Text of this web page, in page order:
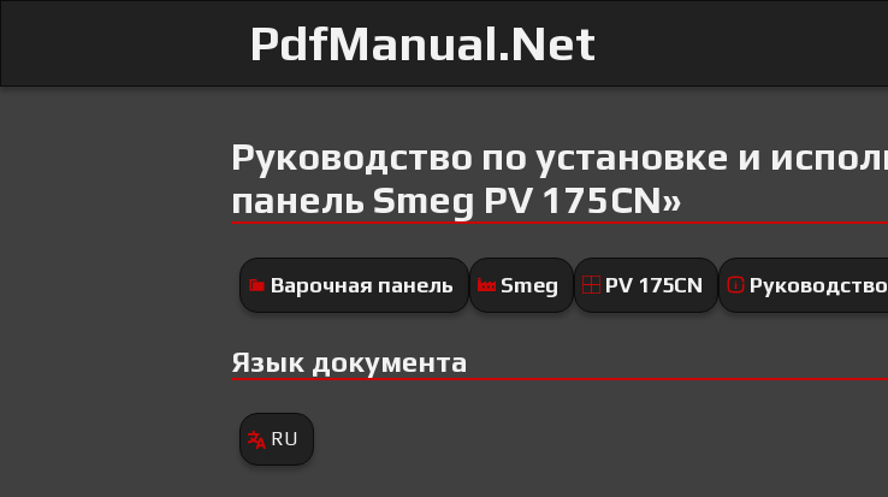
PdfManual.Net
Руководство по установке и
панель Smeg PV 175CN»
Варочная панель
Smeg PV 175CN
Язык документа
RU